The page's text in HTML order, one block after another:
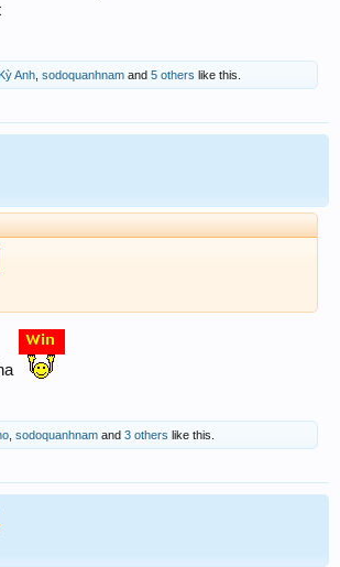
Anh sodoquanhnam and 5 others like this.
sodoquanhnam and 3 others like this.